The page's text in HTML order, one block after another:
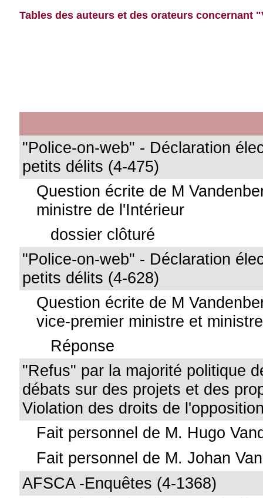
Tables des auteurs et des orateurs concernant
"Police-on-web" - Déclaration
petits délits (4-475)
Question écrite de M
ministre de l'Intérieur
dossier clôturé
"Police-on-web" - Déclaration
petits délits (4-628)
Question écrite de M
vice-premier ministre et
Réponse
"Refus" par la majorité politique
débats sur des projets et des
Violation des droits de
Fait personnel de M. Hugo
Fait personnel de M. Johan
AFSCA -Enquêtes (4-1368)